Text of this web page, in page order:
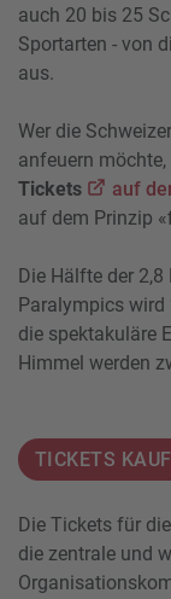
auch 20 bis 25
Sportarten - von
aus.
Wer die
anfeuern
Tickets
auf
auf dem Prinzip
Die Hälfte der
Paralympics
die spektakuläre
Himmel werden
TICKETS
Die Tickets für
die zentrale und